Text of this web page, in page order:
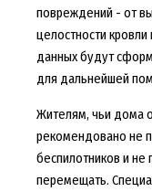
повреждений - от
целостности
данных будут
для дальнейшей
Жителям, чьи дома
рекомендовано не
беспилотников и не
перемещать.